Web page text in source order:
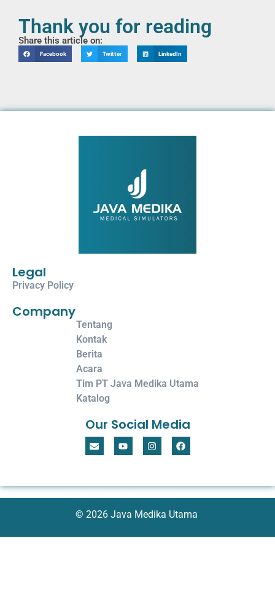
Thank you for reading
Share this article on:
Facebook Twitter LinkedIn
Legal
Privacy Policy
Tentang
Kontak
Berita
Acara
Tim PT Java Medika Utama
Katalog
Company
Our Social Media
© 2026 Java Medika Utama